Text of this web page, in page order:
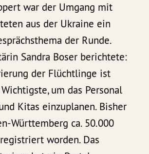
war der Umgang mit
aus der Ukraine ein
der Runde.
Sandra Boser berichtete:
der Flüchtlinge ist
um das Personal
Kitas einzuplanen. Bisher
Württemberg ca. 50.000
worden. Das